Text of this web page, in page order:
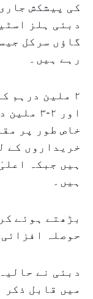
کی پیشکش
دبئی ہلز
گاؤں سرکل
رہے ہیں۔
۲ ملین درہم
اور ۲-
خاص طور پر
خریداروں کے
ہیں جبکہ
ہیں۔
بڑھتے ہوئے
حوصلہ
دبئی نے
میں قابل ذکر